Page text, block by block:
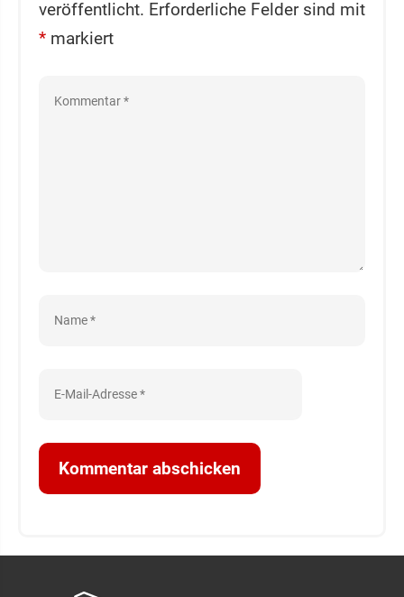
veröffentlicht. Erforderliche Felder sind mit
* markiert